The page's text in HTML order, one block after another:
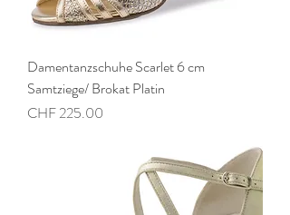
Damentanzschuhe Scarlet 6 cm
Samtziege/ Brokat Platin
Preis
CHF 225.00